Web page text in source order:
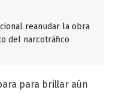
reanudar la obra
del narcotráfico
para brillar aún